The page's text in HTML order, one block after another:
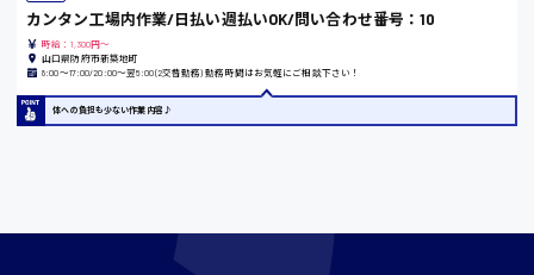
愛知県
時給1100円〜
カンタン工場内作業/日払い週払いOK/問い合わせ番号：10
時給：1,300円～
山口県防府市新築地町
8:00〜17:00/20:00〜翌5:00(2交替勤務) 勤務時間はお気軽にご相談下さい！
体への負担も少ない作業内容♪